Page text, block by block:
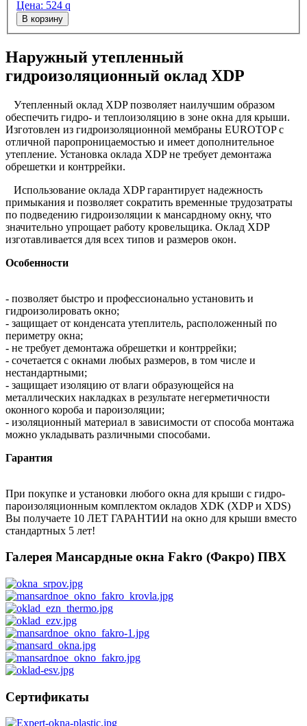
Цена: 524 q
В корзину
Наружный утепленный
гидроизоляционный оклад XDP
Утепленный оклад XDP позволяет наилучшим образом
обеспечить гидро- и теплоизоляцию в зоне окна для крыши.
Изготовлен из гидроизоляционной мембраны EUROTOP с
отличной паропроницаемостью и имеет дополнительное
утепление. Установка оклада XDP не требует демонтажа
обрешетки и контррейки.
Использование оклада XDP гарантирует надежность
примыкания и позволяет сократить временные трудозатраты
по подведению гидроизоляции к мансардному окну, что
значительно упрощает работу кровельщика. Оклад XDP
изготавливается для всех типов и размеров окон.
Особенности
- позволяет быстро и профессионально установить и
гидроизолировать окно;
- защищает от конденсата утеплитель, расположенный по
периметру окна;
- не требует демонтажа обрешетки и контррейки;
- сочетается с окнами любых размеров, в том числе и
нестандартными;
- защищает изоляцию от влаги образующейся на
металлических накладках в результате негерметичности
оконного короба и пароизоляции;
- изоляционный материал в зависимости от способа монтажа
можно укладывать различными способами.
Гарантия
При покупке и установки любого окна для крыши с гидро-
пароизоляционным комплектом окладов XDK (XDP и XDS)
Вы получаете 10 ЛЕТ ГАРАНТИИ на окно для крыши вместо
стандартных 5 лет!
Галерея Мансардные окна Fakro (Факро) ПВХ
Сертификаты